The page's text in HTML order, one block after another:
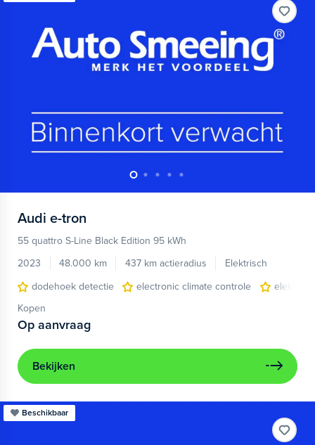
Audi e-tron
55 quattro S-Line Black Edition 95 kWh
2023
48.000 km 437 km actieradius
Elektrisch
dodehoek detectie
electronic climate controle
Kopen
Op aanvraag
Bekijken
Beschikbaar